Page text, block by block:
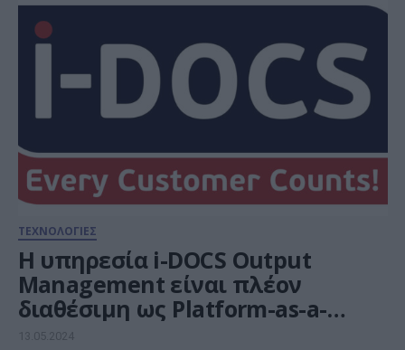
ΤΕΧΝΟΛΟΓΙΕΣ
Η υπηρεσία i-DOCS Output
Management είναι πλέον
διαθέσιμη ως Platform-as-a-
Service (PaaS) στο Microsoft
13.05.2024